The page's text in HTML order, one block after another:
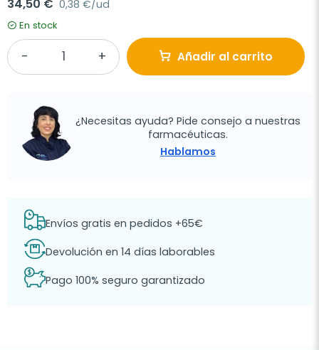
34,50 € 0,38 €/ud
En stock
Añadir al carrito
¿Necesitas ayuda? Pide consejo a nuestras
farmacéuticas.
Hablamos
Envíos gratis en pedidos +65€
Devolución en 14 días laborables
Pago 100% seguro garantizado